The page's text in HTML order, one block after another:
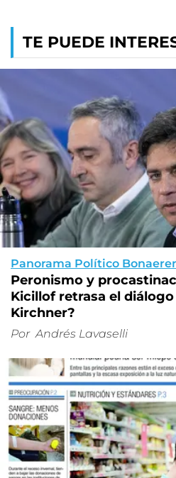
TE PUEDE
Panorama Político
Peronismo y
Kicillof retrasa el
Kirchner?
Por Andrés Lavaselli